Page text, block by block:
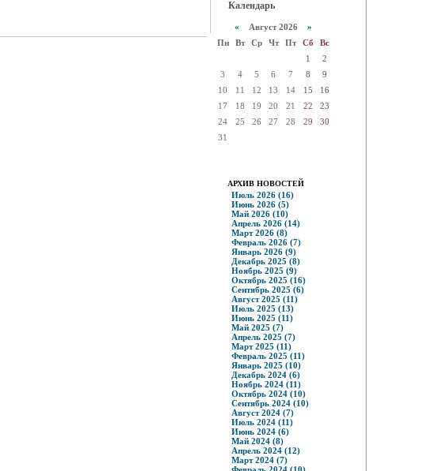
Календарь
« Август 2026 »
Пн
Вт Ср Чт Пт Сб
Вс
1
2
3
4 5 6 7 8
9
10
11 12 13 14 15
16
17
18 19 20 21 22
23
24
25 26 27 28 29
30
31
АРХИВ НОВОСТЕЙ
Июль 2026 (16)
Июнь 2026 (5)
Май 2026 (10)
Апрель 2026 (14)
Март 2026 (8)
Февраль 2026 (7)
Январь 2026 (9)
Декабрь 2025 (8)
Ноябрь 2025 (9)
Октябрь 2025 (16)
Сентябрь 2025 (6)
Август 2025 (11)
Июль 2025 (13)
Июнь 2025 (11)
Май 2025 (7)
Апрель 2025 (7)
Март 2025 (11)
Февраль 2025 (11)
Январь 2025 (10)
Декабрь 2024 (6)
Ноябрь 2024 (11)
Октябрь 2024 (10)
Сентябрь 2024 (10)
Август 2024 (7)
Июль 2024 (11)
Июнь 2024 (6)
Май 2024 (8)
Апрель 2024 (12)
Март 2024 (7)